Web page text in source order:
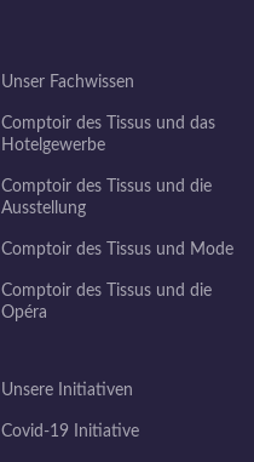
Unser Fachwissen
Comptoir des Tissus und das
Hotelgewerbe
Comptoir des Tissus und die
Ausstellung
Comptoir des Tissus und Mode
Comptoir des Tissus und die
Opéra
Unsere Initiativen
Covid-19 Initiative